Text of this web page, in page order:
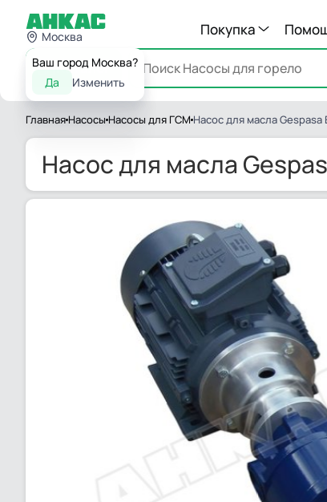
Москва
Ваш город Москва?
Да
Изменить
Покупка
Каталог
Главная Насосы Насосы для ГСМ Насос для масла Gespasa
Насос для масла